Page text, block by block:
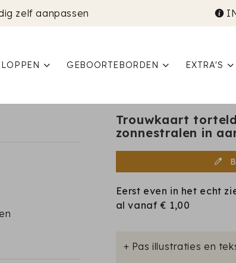
zelf aanpassen
GEBOORTEBORDEN EXTRA'S
Trouwkaart
zonnestralen in
Eerst even in het echt
al vanaf € 1,00
+ Pas illustraties en